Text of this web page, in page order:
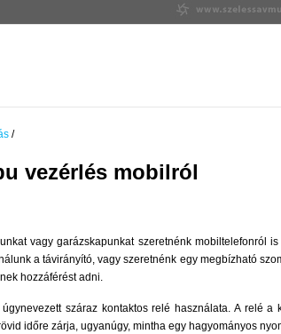
/
vezérlés mobilról
vagy garázskapunkat szeretnénk mobiltelefonról
a távirányító, vagy szeretnénk egy megbízható
hozzáférést adni.
száraz kontaktos relé használata. A relé a
időre zárja, ugyanúgy, mintha egy hagyományos